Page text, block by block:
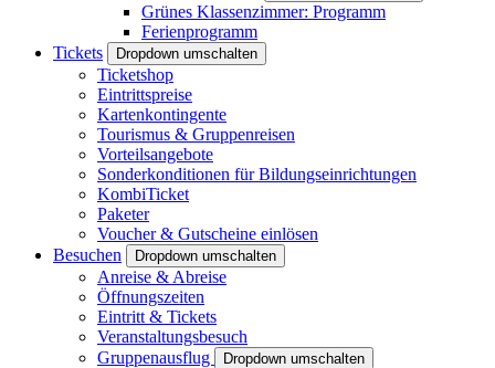
Grünes Klassenzimmer: Programm
Ferienprogramm
Tickets
Dropdown umschalten
Ticketshop
Eintrittspreise
Kartenkontingente
Tourismus & Gruppenreisen
Vorteilsangebote
Sonderkonditionen für Bildungseinrichtungen
KombiTicket
Paketer
Voucher & Gutscheine einlösen
Besuchen
Dropdown umschalten
Anreise & Abreise
Öffnungszeiten
Eintritt & Tickets
Veranstaltungsbesuch
Gruppenausflug
Dropdown umschalten